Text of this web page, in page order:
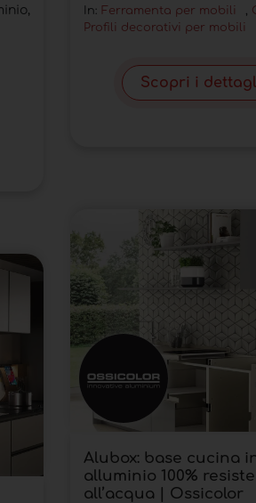
In: Ferramenta per mobili ,
Profili decorativi per mobili
Scopri i
Alubox: base cucina
alluminio 100%
all’acqua | Ossicolor